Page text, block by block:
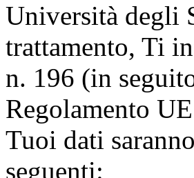
Università degli
trattamento, Ti
n. 196 (in
Regolamento
Tuoi dati
seguenti: